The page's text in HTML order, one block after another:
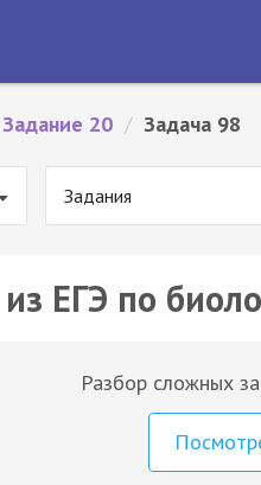
Задание 20 / Задача 98
Задания
ЕГЭ по
Разбор сложных